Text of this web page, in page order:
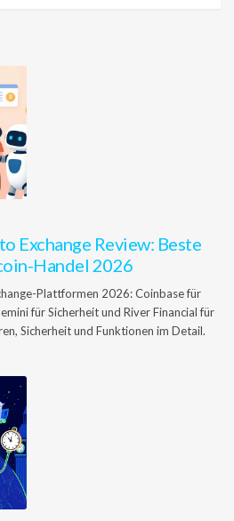
Exchange Review: Beste
Handel 2026
Plattformen 2026: Coinbase für
für Sicherheit und River Financial für
Sicherheit und Funktionen im Detail.